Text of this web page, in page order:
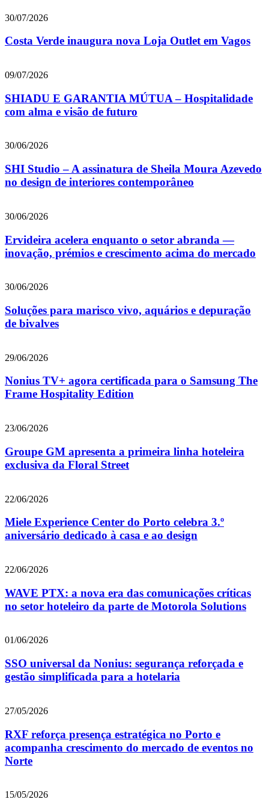
30/07/2026
Costa Verde inaugura nova Loja Outlet em Vagos
09/07/2026
SHIADU E GARANTIA MÚTUA – Hospitalidade
com alma e visão de futuro
30/06/2026
SHI Studio – A assinatura de Sheila Moura Azevedo
no design de interiores contemporâneo
30/06/2026
Ervideira acelera enquanto o setor abranda —
inovação, prémios e crescimento acima do mercado
30/06/2026
Soluções para marisco vivo, aquários e depuração
de bivalves
29/06/2026
Nonius TV+ agora certificada para o Samsung The
Frame Hospitality Edition
23/06/2026
Groupe GM apresenta a primeira linha hoteleira
exclusiva da Floral Street
22/06/2026
Miele Experience Center do Porto celebra 3.º
aniversário dedicado à casa e ao design
22/06/2026
WAVE PTX: a nova era das comunicações críticas
no setor hoteleiro da parte de Motorola Solutions
01/06/2026
SSO universal da Nonius: segurança reforçada e
gestão simplificada para a hotelaria
27/05/2026
RXF reforça presença estratégica no Porto e
acompanha crescimento do mercado de eventos no
Norte
15/05/2026